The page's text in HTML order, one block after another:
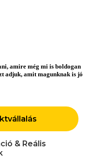
amire még mi is boldogan
adjuk, amit magunknak is jó
& Reális